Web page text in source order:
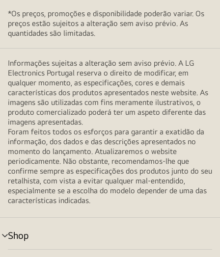
*Os preços, promoções e disponibilidade poderão variar. Os
preços estão sujeitos a alteração sem aviso prévio. As
quantidades são limitadas.
Informações sujeitas a alteração sem aviso prévio. A LG
Electronics Portugal reserva o direito de modificar, em
qualquer momento, as especificações, cores e demais
características dos produtos apresentados neste website. As
imagens são utilizadas com fins meramente ilustrativos, o
produto comercializado poderá ter um aspeto diferente das
imagens apresentadas.
Foram feitos todos os esforços para garantir a exatidão da
informação, dos dados e das descrições apresentados no
momento do lançamento. Atualizaremos o website
periodicamente. Não obstante, recomendamos-lhe que
confirme sempre as especificações dos produtos junto do seu
retalhista, com vista a evitar qualquer mal-entendido,
especialmente se a escolha do modelo depender de uma das
características indicadas.
Shop
alternar
menu